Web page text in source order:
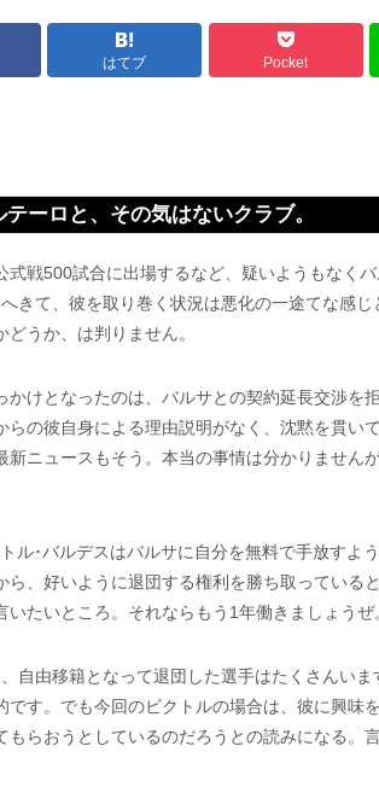
はてブ Pocket
ーロと、その気はないクラブ。
式戦500試合に出場するなど、疑いようもなく
きて、彼を取り巻く状況は悪化の一途てな感
うか、は判りません。
かけとなったのは、バルサとの契約延長交渉を
の彼自身による理由説明がなく、沈黙を貫い
新ニュースもそう。本当の事情は分かりません
ル･バルデスはバルサに自分を無料で手放すよ
ら、好いように退団する権利を勝ち取っている
たいところ。それならもう1年働きましょうぜ
自由移籍となって退団した選手はたくさんい
です。でも今回のビクトルの場合は、彼に興味
もらおうとしているのだろうとの読みになる。